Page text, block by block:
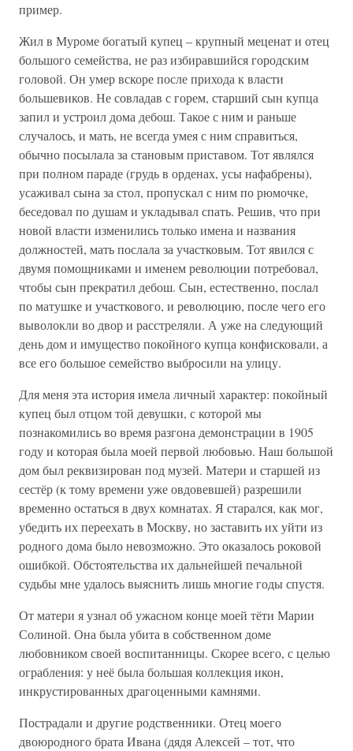
пример.
Жил в Муроме богатый купец – крупный меценат и отец
большого семейства, не раз избиравшийся городским
головой. Он умер вскоре после прихода к власти
большевиков. Не совладав с горем, старший сын купца
запил и устроил дома дебош. Такое с ним и раньше
случалось, и мать, не всегда умея с ним справиться,
обычно посылала за становым приставом. Тот являлся
при полном параде (грудь в орденах, усы нафабрены),
усаживал сына за стол, пропускал с ним по рюмочке,
беседовал по душам и укладывал спать. Решив, что при
новой власти изменились только имена и названия
должностей, мать послала за участковым. Тот явился с
двумя помощниками и именем революции потребовал,
чтобы сын прекратил дебош. Сын, естественно, послал
по матушке и участкового, и революцию, после чего его
выволокли во двор и расстреляли. А уже на следующий
день дом и имущество покойного купца конфисковали, а
все его большое семейство выбросили на улицу.
Для меня эта история имела личный характер: покойный
купец был отцом той девушки, с которой мы
познакомились во время разгона демонстрации в 1905
году и которая была моей первой любовью. Наш большой
дом был реквизирован под музей. Матери и старшей из
сестёр (к тому времени уже овдовевшей) разрешили
временно остаться в двух комнатах. Я старался, как мог,
убедить их переехать в Москву, но заставить их уйти из
родного дома было невозможно. Это оказалось роковой
ошибкой. Обстоятельства их дальнейшей печальной
судьбы мне удалось выяснить лишь многие годы спустя.
От матери я узнал об ужасном конце моей тёти Марии
Солиной. Она была убита в собственном доме
любовником своей воспитанницы. Скорее всего, с целью
ограбления: у неё была большая коллекция икон,
инкрустированных драгоценными камнями.
Пострадали и другие родственники. Отец моего
двоюродного брата Ивана (дядя Алексей – тот, что